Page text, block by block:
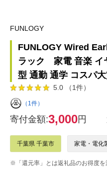
FUNLOGY
FUNLOGY Wired
ラック 家電 音楽 イ
型 通勤 通学 コスパ
5.0 （1件）
（1件）
寄付金額:3,000円
千葉県 千葉市 家電・電化
※「還元率」とは返礼品のお得度を